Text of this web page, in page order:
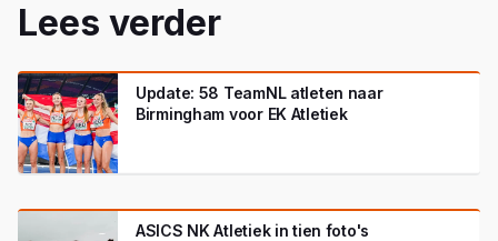
Lees verder
Update: 58 TeamNL atleten naar
Birmingham voor EK Atletiek
ASICS NK Atletiek in tien foto's